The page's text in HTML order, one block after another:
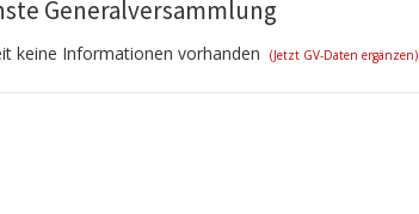
Generalversammlung
keine Informationen vorhanden (Jetzt GV-Daten ergänzen)